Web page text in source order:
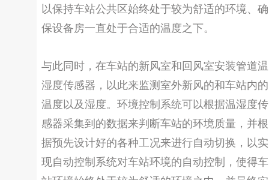
以保持车站公共区始终处于较为舒适的环境、确
保设备房一直处于合适的温度之下。
与此同时，在车站的新风室和回风室安装管道温
湿度传感器，以此来监测室外新风的和车站内的
温度以及湿度。环境控制系统可以根据温湿度传
感器采集到的数据来判断车站的环境质量，并根
据预先设计好的各种工况来进行自动切换，以实
现自动控制系统对车站环境的自动控制，使得车